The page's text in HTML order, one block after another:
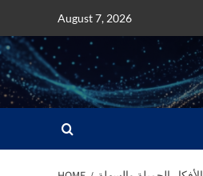
content
August 7, 2026